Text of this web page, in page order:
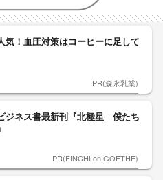
気！血圧対策はコーヒーに足して
PR(森永乳業)
ジネス書最新刊『北極星 僕たち
PR(FINCHI on GOETHE)